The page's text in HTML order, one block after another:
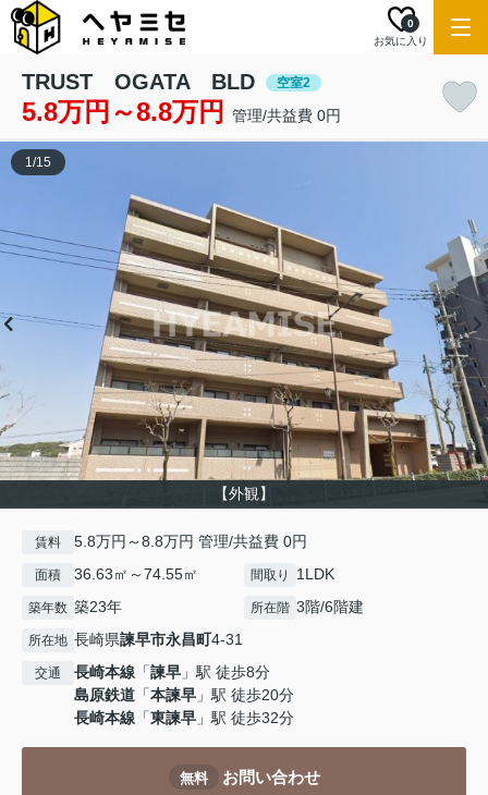
お気に入り
0
TRUST OGATA BLD 空室2
5.8万円～8.8万円 管理/共益費 0円
【外観】
1/15
賃料 5.8万円～8.8万円 管理/共益費 0円
面積 36.63㎡～74.55㎡ 間取り 1LDK
築年数 築23年 所在階 3階/6階建
所在地 長崎県諫早市永昌町4-31
交通 長崎本線 「諫早 」駅 徒歩8分
島原鉄道 「本諫早 」駅 徒歩20分
長崎本線 「東諫早 」駅 徒歩32分
無料 お問い合わせ